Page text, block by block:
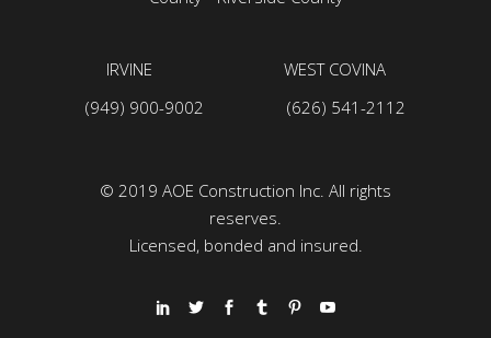
IRVINE WEST COVINA
(949) 900-9002 (626) 541-2112
© 2019 AOE Construction Inc. All rights
reserves.
Licensed, bonded and insured.